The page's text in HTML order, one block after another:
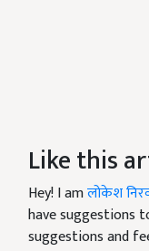
Like this
Hey! I amलोकेश
have suggestions
suggestions and